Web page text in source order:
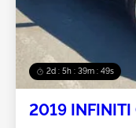
2d : 5h : 39m : 46s
2019